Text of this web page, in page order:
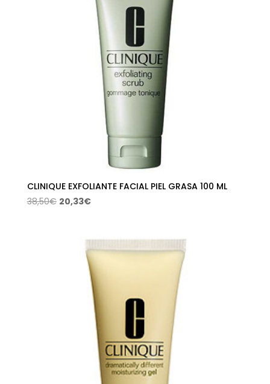
CLINIQUE EXFOLIANTE FACIAL PIEL GRASA 100 ML
38,50€ El
38,50€.
20,33€El
es:
20,33€.